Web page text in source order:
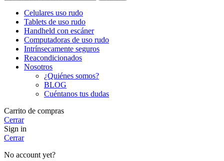
Celulares uso rudo
Tablets de uso rudo
Handheld con escáner
Computadoras de uso rudo
Intrínsecamente seguros
Reacondicionados
Nosotros
¿Quiénes somos?
BLOG
Cuéntanos tus dudas
Carrito de compras
Cerrar
Sign in
Cerrar
No account yet?